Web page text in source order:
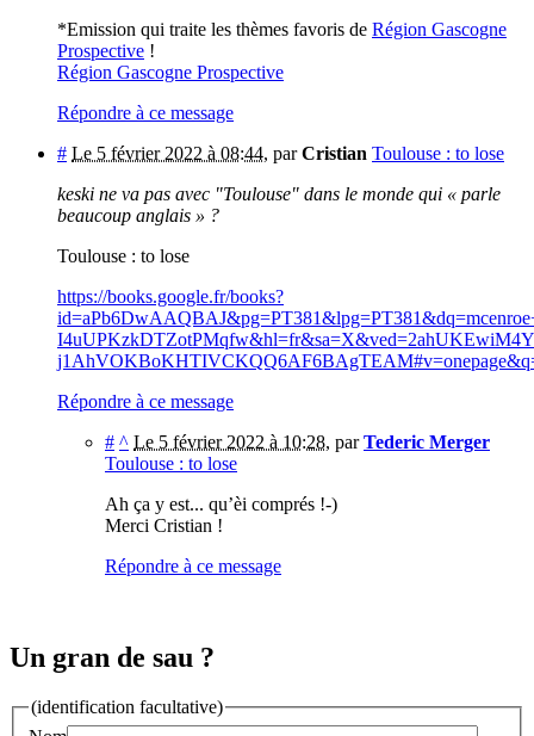
*Emission qui traite les thèmes favoris de Région Gascogne
Prospective !
Région Gascogne Prospective
Répondre à ce message
# Le 5 février 2022 à 08:44, parCristian Toulouse : to lose
keski ne va pas avec "Toulouse" dans le monde qui « parle
beaucoup anglais » ?
Toulouse : to lose
https://books.google.fr/books?
Répondre à ce message
# ^ Le 5 février 2022 à 10:28, parTederic Merger
Toulouse : to lose
Ah ça y est... qu’èi comprés !-)
Merci Cristian !
Répondre à ce message
Un gran de sau ?
(identification facultative)